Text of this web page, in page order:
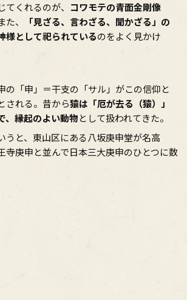
くれるのが、 コワモテの青面金剛像
た、
「見ざる、言わざる、聞かざる」の
様として祀られているのをよく見かけ
の「申」＝干支の「サル」がこの信仰と
される。昔から猿は「厄が去る（猿）」
、縁起のよい動物として扱われてきた。
うと、東山区にある八坂庚申堂が名高
寺庚申と並んで日本三大庚申のひとつに数